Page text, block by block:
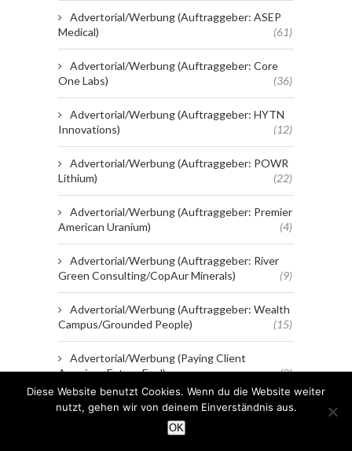
Advertorial/Werbung (Auftraggeber: ASEP
Medical)
(61)
Advertorial/Werbung (Auftraggeber: Core
One Labs)
(36)
Advertorial/Werbung (Auftraggeber: HYTN
Innovations)
(12)
Advertorial/Werbung (Auftraggeber: POWR
Lithium)
(22)
Advertorial/Werbung (Auftraggeber: Premier
American Uranium)
(4)
Advertorial/Werbung (Auftraggeber: River
Green Consulting/CopAur Minerals)
(9)
Advertorial/Werbung (Auftraggeber: Wealth
Campus/Grounded People)
(15)
Advertorial/Werbung (Paying Client
American Future Fuel)
(8)
Advertorial/Werbung (Paying Client Blender
Diese Website benutzt Cookies. Wenn du die Website weiter
nutzt, gehen wir von deinem Einverständnis aus.
OK